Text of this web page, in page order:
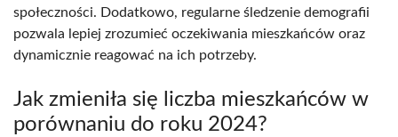
społeczności. Dodatkowo, regularne śledzenie demografii
pozwala lepiej zrozumieć oczekiwania mieszkańców oraz
dynamicznie reagować na ich potrzeby.
Jak zmieniła się liczba mieszkańców w
porównaniu do roku 2024?